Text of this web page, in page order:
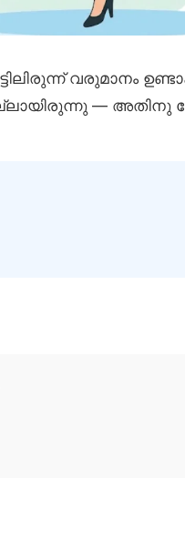
വരുമാനം
— അതിനു